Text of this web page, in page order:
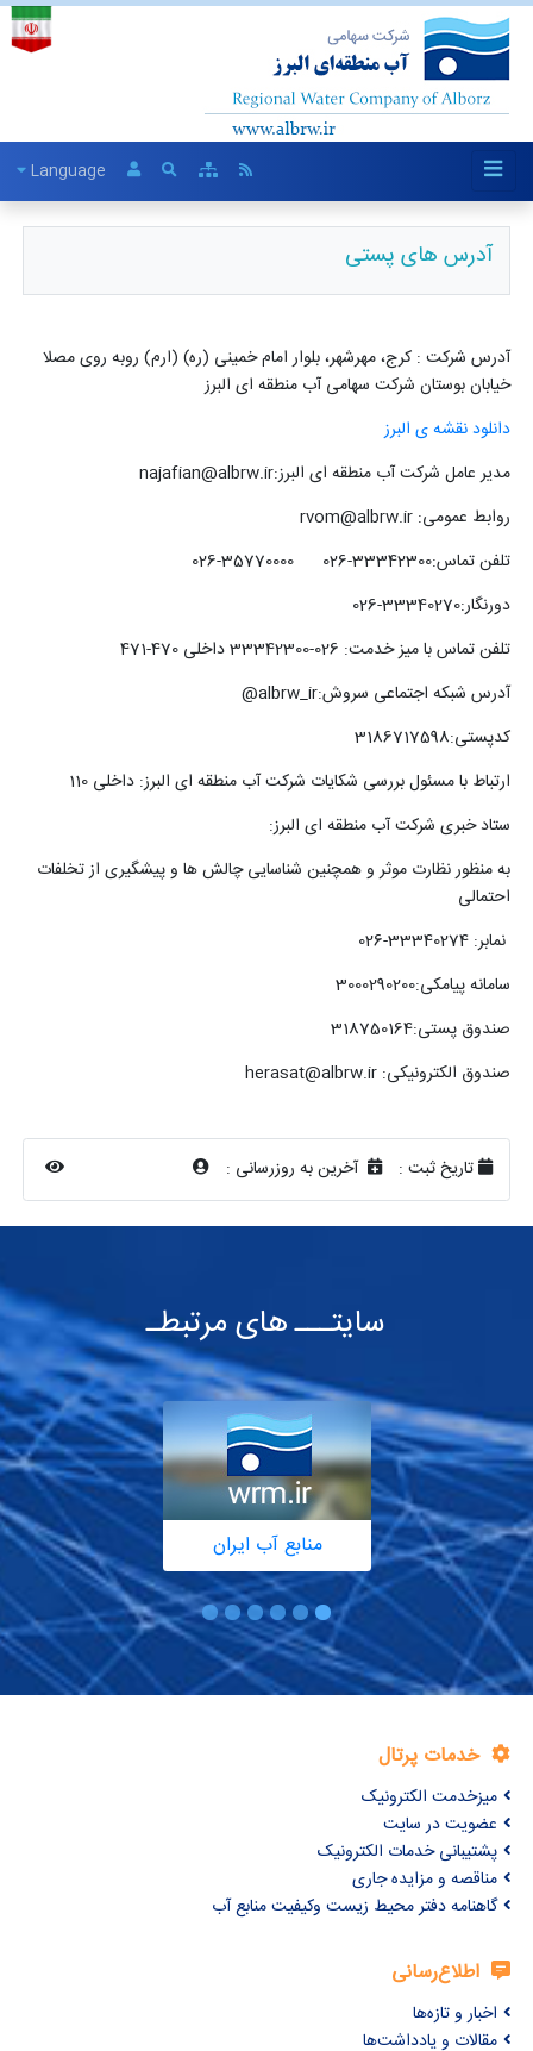
Language
آدرس های پستی
آدرس شرکت : کرج، مهرشهر، بلوار امام خمینی (ره) (ارم) روبه روی مصلا
خیابان بوستان شرکت سهامی آب منطقه ای البرز
دانلود نقشه ی البرز
مدیر عامل شرکت آب منطقه ای البرز:najafian@albrw.ir
روابط عمومی: rvom@albrw.ir
تلفن تماس:33342300-026 35770000-026
دورنگار:33340270-026
تلفن تماس با میز خدمت: 026-33342300 داخلی 470-471
آدرس شبکه اجتماعی سروش:albrw_ir@
کدپستی:3186717598
ارتباط با مسئول بررسی شکایات شرکت آب منطقه ای البرز: داخلی 110
ستاد خبری شرکت آب منطقه ای البرز:
به منظور نظارت موثر و همچنین شناسایی چالش ها و پیشگیری از تخلفات
احتمالی
نمابر: 33340274-026
سامانه پیامکی:3000290200
صندوق پستی:318750164
صندوق الکترونیکی: herasat@albrw.ir
تاریخ ثبت : آخرین به روزرسانی :
سایتـــ های مرتبطـ
منابع آب ایران
خدمات پرتال
میزخدمت الکترونیک
عضویت در سایت
پشتیبانی خدمات الکترونیک
مناقصه و مزایده جاری
گاهنامه دفتر محیط زیست وکیفیت منابع آب
اطلاع‌رسانی
اخبار و تازه‌ها
مقالات و یادداشت‌ها